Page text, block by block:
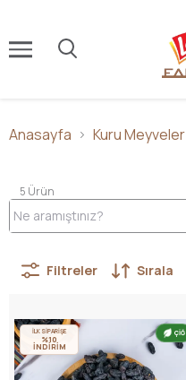
Anasayfa Kuru Meyveler
5 Ürün
Filtreler Sırala
ÇİĞ
İLK SİPARİŞE
%10
İNDİRİM